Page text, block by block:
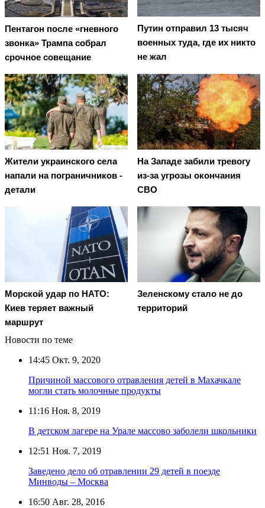
Пентагон после «гневного
звонка» Трампа собрал
срочное совещание
Путин отправил 13 тысяч
военных туда, где их никто
не жал
Жители украинского села
напали на пограничников -
детали
На Западе забили тревогу
из-за угрозы окончания
СВО
Морской удар по НАТО:
Киев теряет важный
маршрут
Зеленскому стало не до
территорий
Новости по теме
14:45 Окт. 9, 2020
Причиной массового отравления детей в Махачкале
могли стать молочные продукты
11:16 Ноя. 8, 2019
В детском лагере на Урале массово заболели школьники
12:51 Ноя. 7, 2019
Заведено дело об отравлении 29 детей в поезде
Минводы – Москва
16:50 Авг. 28, 2016